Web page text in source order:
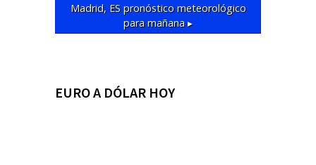
Madrid, ESpronóstico meteorológico
para mañana ▸
EURO A DÓLAR HOY